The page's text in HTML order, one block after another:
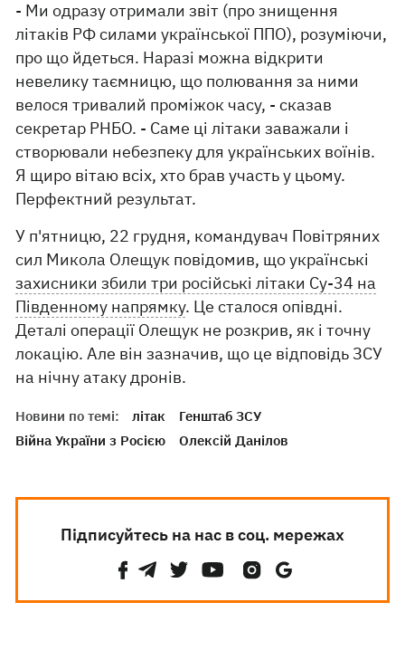
- Ми одразу отримали звіт (про знищення
літаків РФ силами української ППО), розуміючи,
про що йдеться. Наразі можна відкрити
невелику таємницю, що полювання за ними
велося тривалий проміжок часу, - сказав
секретар РНБО. - Саме ці літаки заважали і
створювали небезпеку для українських воїнів.
Я щиро вітаю всіх, хто брав участь у цьому.
Перфектний результат.
У п'ятницю, 22 грудня, командувач Повітряних
сил Микола Олещук повідомив, що українські
захисники збили три російські літаки Су-34 на
Південному напрямку. Це сталося опівдні.
Деталі операції Олещук не розкрив, як і точну
локацію. Але він зазначив, що це відповідь ЗСУ
на нічну атаку дронів.
Новини по темі: літак
Генштаб ЗСУ
Війна України з Росією
Олексій Данілов
Підписуйтесь на нас в соц. мережах